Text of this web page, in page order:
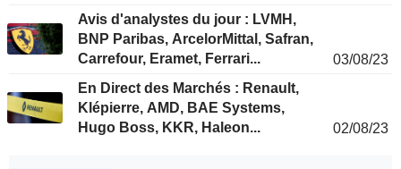
Avis d'analystes du jour : LVMH,
BNP Paribas, ArcelorMittal, Safran,
Carrefour, Eramet, Ferrari...
03/08/23
En Direct des Marchés : Renault,
Klépierre, AMD, BAE Systems,
Hugo Boss, KKR, Haleon...
02/08/23